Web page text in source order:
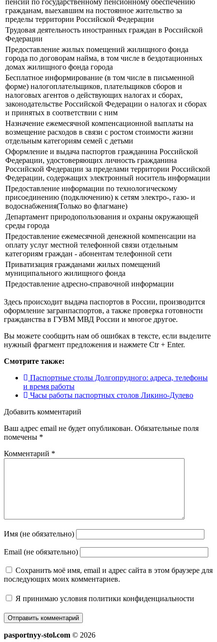
гражданам, выехавшим на постоянное жительство за
пределы территории Российской Федерации
Трудовая деятельность иностранных граждан в Российской
Федерации
Предоставление жилых помещений жилищного фонда
города по договорам найма, в том числе в бездотационных
домах жилищного фонда города
Бесплатное информирование (в том числе в письменной
форме) налогоплательщиков, плательщиков сборов и
налоговых агентов о действующих налогах и сборах,
законодательстве Российской Федерации о налогах и сборах
и принятых в соответствии с ним
Назначение ежемесячной компенсационной выплаты на
возмещение расходов в связи с ростом стоимости жизни
отдельным категориям семей с детьми
Оформление и выдача паспортов гражданина Российской
Федерации, удостоверяющих личность гражданина
Российской Федерации за пределами территории Российской
Федерации, содержащих электронный носитель информации
Предоставление информации по технологическому
присоединению (подключению) к сетям электро-, газо- и
водоснабжения(Только во флагмане)
Департамент природопользования и охраны окружающей
среды города
Предоставление ежемесячной денежной компенсации на
оплату услуг местной телефонной связи отдельным
категориям граждан - абонентам телефонной сети
Приватизация гражданами жилых помещений
муниципального жилищного фонда
Предоставление адресно-справочной информации
Здесь происходит выдача паспортов в России, производится
оформление загранпаспортов, а также проверка готовности
гражданства в ГУВМ МВД России и многое другое.
Вы можете сообщить нам об ошибках в тексте, если выделите
нужный фрагмент предложения и нажмете Ctr + Enter.
Смотрите также:
Паспортные столы Долгопрудного: адреса, телефоны
и время работы
Часы работы паспортных столов Ликино-Дулево
Добавить комментарий
Ваш адрес email не будет опубликован. Обязательные поля
помечены *
Комментарий *
Имя (не обязательно)
Email (не обязательно)
Сохранить моё имя, email и адрес сайта в этом браузере для
последующих моих комментариев.
Я принимаю условия политики конфиденциальности
pasportnyy-stol.com © 2026